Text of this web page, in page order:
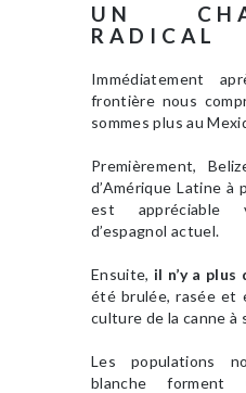
UN
RADICAL
Immédiatement
frontière nous
sommes plus au
Premièrement,
d’Amérique Latine à
est appréciable
d’espagnol actuel.
Ensuite, il n’y a plus
été brulée, rasée et
culture de la canne à
Les populations
blanche forment